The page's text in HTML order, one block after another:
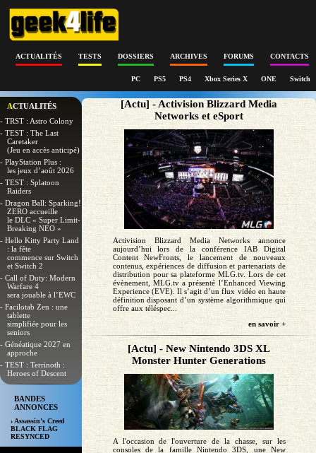
ACTUALITÉS TESTS DOSSIERS ARCHIVES FORUMS CONTACTS
PC PS5 PS4 Xbox Series X ONE Switch
ACTUALITÉS
- TRST : Astro Colony
- TEST : The Last
Caretaker
(Jeu en accès anticipé)
- PlayStation Plus :
les jeux d’août 2026
- TEST : Splatoon
Raiders
- Dragon Ball: Sparking!
ZERO accueille
le DLC « Super Limit-
Breaking NEO »
- Hello Kitty Party Land
: la fête
commence sur Switch
et Switch 2
- Call of Duty: Modern
Warfare 4
sera jouable à l’EWC
- Facilotab Zen : une
tablette
simplifiée pour les
seniors
- Généatique 2027 en
approche
- TEST : Terrinoth :
Heroes of Descent
BANDES
ANNONCES
› Assassin’s Creed
BLACK FLAG
RESYNCED
[Actu] - Activision Blizzard Media
Networks et eSport
Activision Blizzard Media Networks annonce
aujourd’hui lors de la conférence IAB Digital
Content NewFronts, le lancement de nouveaux
contenus, expériences de diffusion et partenariats de
distribution pour sa plateforme MLG.tv. Lors de cet
évènement, MLG.tv a présenté l’Enhanced Viewing
Experience (EVE). Il s’agit d’un flux vidéo en haute
définition disposant d’un système algorithmique qui
offre aux téléspec...
en savoir +
[Actu] - New Nintendo 3DS XL
Monster Hunter Generations
A l'occasion de l'ouverture de la chasse, sur les
consoles de la famille Nintendo 3DS, une New